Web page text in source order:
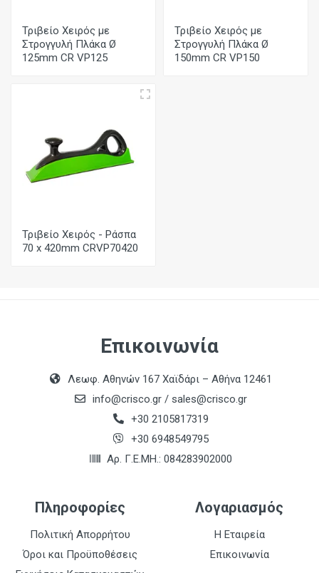
Τριβείο Χειρός με
Στρογγυλή Πλάκα Ø
125mm CR VP125
Τριβείο Χειρός με
Στρογγυλή Πλάκα Ø
150mm CR VP150
Τριβείο Χειρός - Ράσπα
70 x 420mm CRVP70420
Επικοινωνία
Λεωφ. Αθηνών 167 Χαϊδάρι – Αθήνα 12461
info@crisco.gr / sales@crisco.gr
+30 2105817319
+30 6948549795
Αρ. Γ.Ε.ΜΗ.: 084283902000
Πληροφορίες
Πολιτική Απορρήτου
Όροι και Προϋποθέσεις
Λογαριασμός
Η Εταιρεία
Επικοινωνία